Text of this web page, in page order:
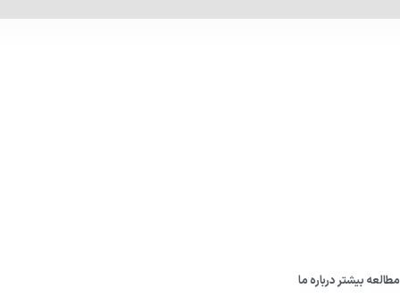
مطالعه بیشتر درباره ما